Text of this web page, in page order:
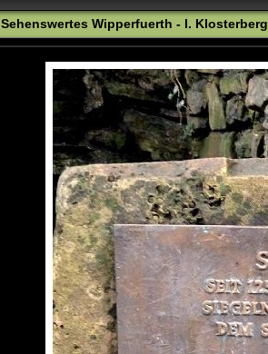
Sehenswertes Wipperfuerth - I. Klosterberg